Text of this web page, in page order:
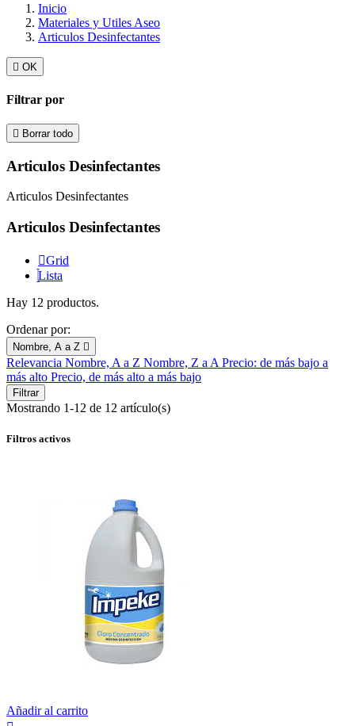
Inicio
Materiales y Utiles Aseo
Articulos Desinfectantes
 OK
Filtrar por
 Borrar todo
Articulos Desinfectantes
Articulos Desinfectantes
Articulos Desinfectantes
Grid
Lista
Hay 12 productos.
Ordenar por:
Nombre, A a Z 
Relevancia Nombre, A a Z Nombre, Z a A Precio: de más bajo a
más alto Precio, de más alto a más bajo
Filtrar
Mostrando 1-12 de 12 artículo(s)
Filtros activos
Añadir al carrito